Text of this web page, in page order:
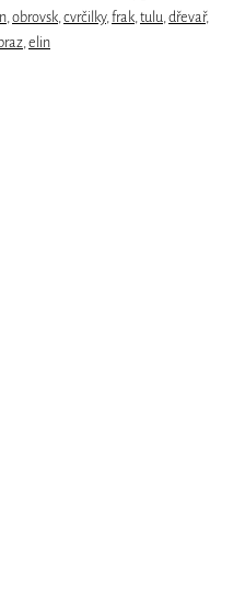
,obrovsk,cvrčilky,frak,tulu,dřevař,
,elin